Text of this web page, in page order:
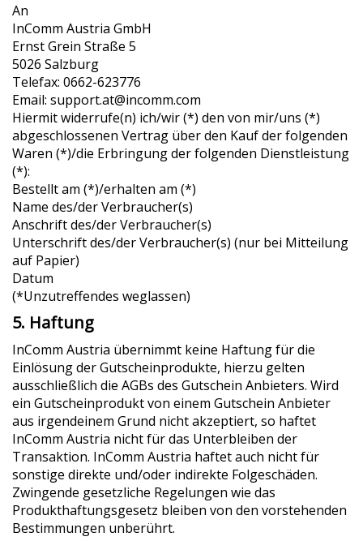
An
InComm Austria GmbH
Ernst Grein Straße 5
5026 Salzburg
Telefax: 0662-623776
Email: support.at@incomm.com
Hiermit widerrufe(n) ich/wir (*) den von mir/uns (*)
abgeschlossenen Vertrag über den Kauf der folgenden
Waren (*)/die Erbringung der folgenden Dienstleistung
(*):
Bestellt am (*)/erhalten am (*)
Name des/der Verbraucher(s)
Anschrift des/der Verbraucher(s)
Unterschrift des/der Verbraucher(s) (nur bei Mitteilung
auf Papier)
Datum
(*Unzutreffendes weglassen)
5. Haftung
InComm Austria übernimmt keine Haftung für die
Einlösung der Gutscheinprodukte, hierzu gelten
ausschließlich die AGBs des Gutschein Anbieters. Wird
ein Gutscheinprodukt von einem Gutschein Anbieter
aus irgendeinem Grund nicht akzeptiert, so haftet
InComm Austria nicht für das Unterbleiben der
Transaktion. InComm Austria haftet auch nicht für
sonstige direkte und/oder indirekte Folgeschäden.
Zwingende gesetzliche Regelungen wie das
Produkthaftungsgesetz bleiben von den vorstehenden
Bestimmungen unberührt.